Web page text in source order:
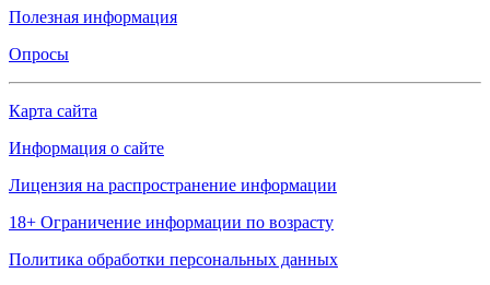
Полезная информация
Опросы
Карта сайта
Информация о сайте
Лицензия на распространение информации
18+ Ограничение информации по возрасту
Политика обработки персональных данных